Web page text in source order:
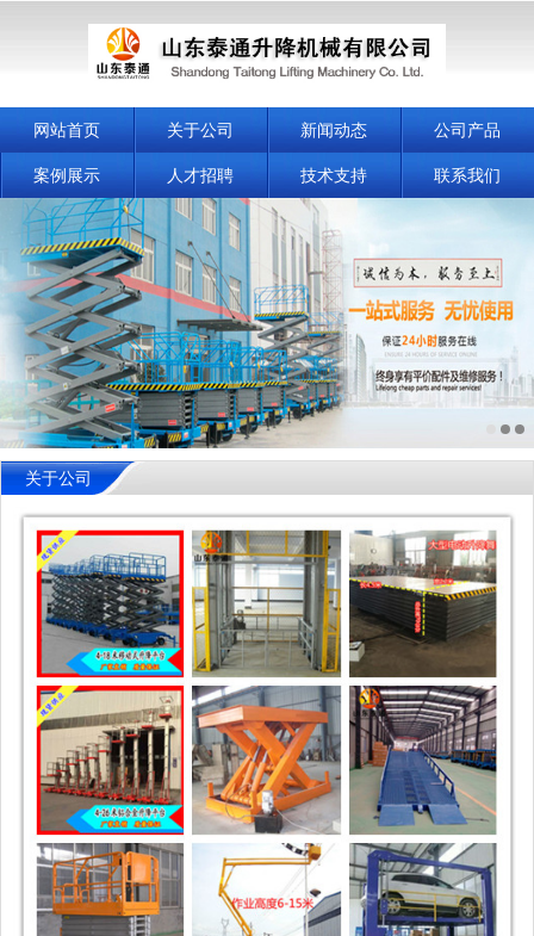
网站首页 关于公司 新闻动态 公司产品
案例展示 人才招聘 技术支持 联系我们
关于公司